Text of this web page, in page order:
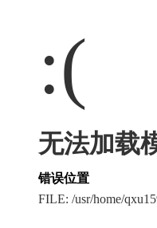
:(
无法加载
错误位置
FILE: /usr/home/